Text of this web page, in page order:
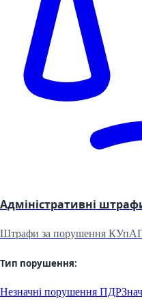
Адміністративні
Штрафи за порушення
Тип порушення:
Незначні порушення ПДР